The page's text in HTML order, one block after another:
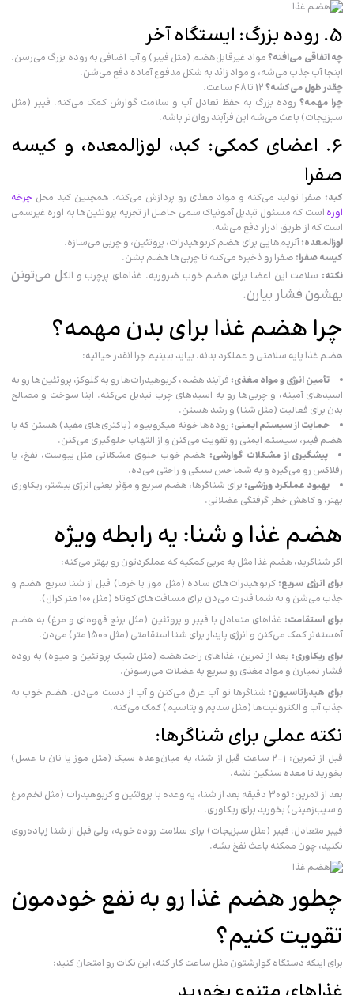
5. روده بزرگ: ایستگاه آخر
چه اتفاقی می‌افته؟مواد غیرقابل‌هضم (مثل فیبر) و آب اضافی به روده بزرگ می‌رسن.
اینجا آب جذب می‌شه، و مواد زائد به شکل مدفوع آماده دفع می‌شن.
چقدر طول می‌کشه؟
چرا مهمه؟ روده بزرگ به حفظ تعادل آب و سلامت گوارش کمک می‌کنه. فیبر (مثل
سبزیجات) باعث می‌شه این فرآیند روان‌تر باشه.
6. اعضای کمکی: کبد، لوزالمعده، و کیسه
صفرا
کبد: صفرا تولید می‌کنه و مواد مغذی رو پردازش می‌کنه. همچنین کبد محل چرخه
اوره است که مسئول تبدیل آمونیاک سمی حاصل از تجزیه پروتئین‌ها به اوره غیرسمی
است که از طریق ادرار دفع می‌شه.
لوزالمعده:آنزیم‌هایی برای هضم کربوهیدرات، پروتئین، و چربی می‌سازه.
کیسه صفرا: صفرا رو ذخیره می‌کنه تا چربی‌ها هضم بشن.
نکته: سلامت این اعضا برای هضم خوب ضروریه. غذاهای پرچرب و الکل می‌تونن
بهشون فشار بیارن.
چرا هضم غذا برای بدن مهمه؟
هضم غذا پایه سلامتی و عملکرد بدنه. بیاید ببینیم چرا انقدر حیاتیه:
تأمین انرژی و مواد مغذی: فرآیند هضم، کربوهیدرات‌ها رو به گلوکز، پروتئین‌ها رو به
اسیدهای آمینه، و چربی‌ها رو به اسیدهای چرب تبدیل می‌کنه. اینا سوخت و مصالح
بدن برای فعالیت (مثل شنا) و رشد هستن.
حمایت از سیستم ایمنی: روده‌ها خونه میکروبیوم (باکتری‌های مفید) هستن که با
هضم فیبر، سیستم ایمنی رو تقویت می‌کنن و از التهاب جلوگیری می‌کنن.
پیشگیری از مشکلات گوارشی: هضم خوب جلوی مشکلاتی مثل یبوست، نفخ، یا
رفلاکس رو می‌گیره و به شما حس سبکی و راحتی می‌ده.
بهبود عملکرد ورزشی: برای شناگرها، هضم سریع و مؤثر یعنی انرژی بیشتر، ریکاوری
بهتر، و کاهش خطر گرفتگی عضلانی.
هضم غذا و شنا: یه رابطه ویژه
اگر شناگرید، هضم غذا مثل یه مربی کمکیه که عملکردتون رو بهتر می‌کنه:
برای انرژی سریع: کربوهیدرات‌های ساده (مثل موز یا خرما) قبل از شنا سریع هضم و
جذب می‌شن و به شما قدرت می‌دن برای مسافت‌های کوتاه (مثل 100 متر کرال).
برای استقامت: غذاهای متعادل با فیبر و پروتئین (مثل برنج قهوه‌ای و مرغ) به هضم
آهسته‌تر کمک می‌کنن و انرژی پایدار برای شنا استقامتی (مثل 1500 متر) می‌دن.
برای ریکاوری: بعد از تمرین، غذاهای راحت‌هضم (مثل شیک پروتئین و میوه) به روده
فشار نمیارن و مواد مغذی رو سریع به عضلات می‌رسونن.
برای هیدراتاسیون: شناگرها تو آب عرق می‌کنن و آب از دست می‌دن. هضم خوب به
جذب آب و الکترولیت‌ها (مثل سدیم و پتاسیم) کمک می‌کنه.
نکته عملی برای شناگرها:
قبل از تمرین: 1-2 ساعت قبل از شنا، یه میان‌وعده سبک (مثل موز یا نان با عسل)
بخورید تا معده سنگین نشه.
بعد از تمرین: تو 30 دقیقه بعد از شنا، یه وعده با پروتئین و کربوهیدرات (مثل تخم‌مرغ
و سیب‌زمینی) بخورید برای ریکاوری.
فیبر متعادل: فیبر (مثل سبزیجات) برای سلامت روده خوبه، ولی قبل از شنا زیاده‌روی
نکنید، چون ممکنه باعث نفخ بشه.
چطور هضم غذا رو به نفع خودمون
تقویت کنیم؟
برای اینکه دستگاه گوارشتون مثل ساعت کار کنه، این نکات رو امتحان کنید: